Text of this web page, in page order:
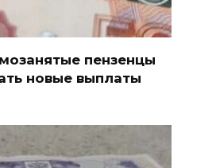
пензенцы
новые выплаты